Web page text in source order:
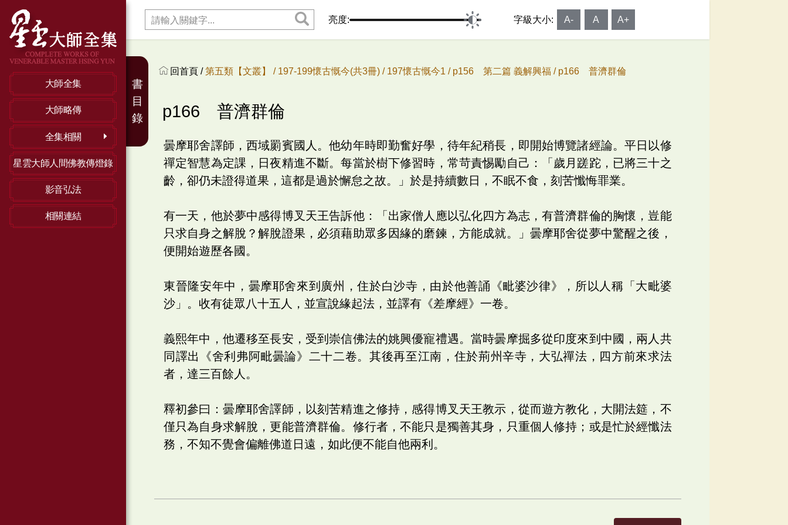
大師全集
大師略傳
全集相關
星雲大師人間佛教傳燈錄
影音弘法
相關連結
亮度: 字級大小: A- A A+
回首頁 /第五類【文叢】 / 197-199懷古慨今(共3冊) / 197懷古慨今1 / p156 第二篇 義解興福 / p166 普濟群倫
p166 普濟群倫
曇摩耶舍譯師，西域罽賓國人。他幼年時即勤奮好學，待年紀稍長，即開始博覽諸經論。平日以修
禪定智慧為定課，日夜精進不斷。每當於樹下修習時，常苛責惕勵自己：「歲月蹉跎，已將三十之
齡，卻仍未證得道果，這都是過於懈怠之故。」於是持續數日，不眠不食，刻苦懺悔罪業。
有一天，他於夢中感得博叉天王告訴他：「出家僧人應以弘化四方為志，有普濟群倫的胸懷，豈能
只求自身之解脫？解脫證果，必須藉助眾多因緣的磨鍊，方能成就。」曇摩耶舍從夢中驚醒之後，
便開始遊歷各國。
東晉隆安年中，曇摩耶舍來到廣州，住於白沙寺，由於他善誦《毗婆沙律》，所以人稱「大毗婆
沙」。收有徒眾八十五人，並宣說緣起法，並譯有《差摩經》一卷。
義熙年中，他遷移至長安，受到崇信佛法的姚興優寵禮遇。當時曇摩掘多從印度來到中國，兩人共
同譯出《舍利弗阿毗曇論》二十二卷。其後再至江南，住於荊州辛寺，大弘禪法，四方前來求法
者，達三百餘人。
釋初參曰：曇摩耶舍譯師，以刻苦精進之修持，感得博叉天王教示，從而遊方教化，大開法筵，不
僅只為自身求解脫，更能普濟群倫。修行者，不能只是獨善其身，只重個人修持；或是忙於經懺法
務，不知不覺會偏離佛道日遠，如此便不能自他兩利。
書
目
錄